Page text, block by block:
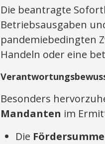
Die beantragte
Betriebsausgaben
pandemiebedingten
Handeln oder eine
Besonders
Mandanten im
Die